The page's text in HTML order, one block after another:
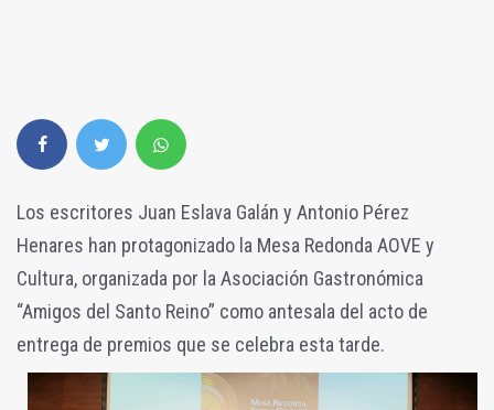
Los escritores Juan Eslava Galán y Antonio Pérez
Henares han protagonizado la Mesa Redonda AOVE y
Cultura, organizada por la Asociación Gastronómica
“Amigos del Santo Reino” como antesala del acto de
entrega de premios que se celebra esta tarde.